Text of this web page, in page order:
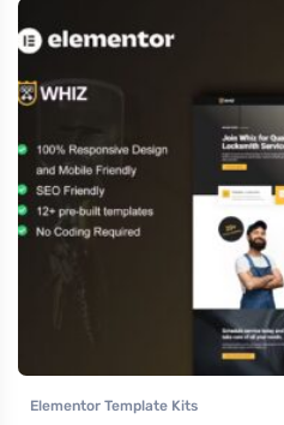
Elementor Template Kits